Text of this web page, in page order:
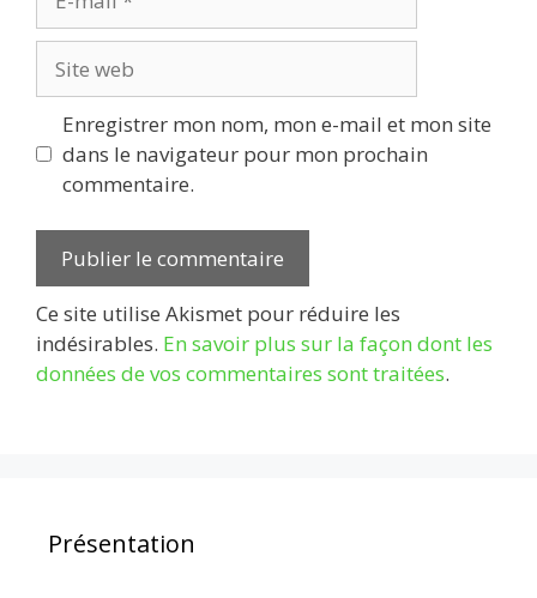
mail
web
Enregistrer mon nom, mon e-mail et mon site
dans le navigateur pour mon prochain
commentaire.
Ce site utilise Akismet pour réduire les
indésirables. En savoir plus sur la façon dont les
données de vos commentaires sont traitées.
Présentation